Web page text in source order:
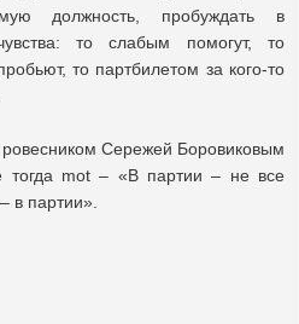
должность, пробуждать в
то слабым помогут, то
то партбилетом за кого-то
Сережей Боровиковым
тогда mot – «В партии – не все
в партии».